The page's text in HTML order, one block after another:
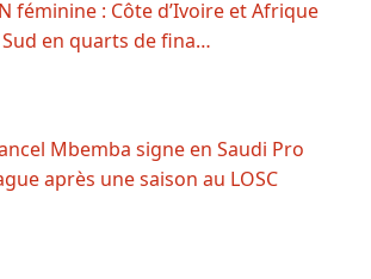
féminine : Côte d’Ivoire et Afrique
en quarts de fina…
Mbemba signe en Saudi Pro
après une saison au LOSC